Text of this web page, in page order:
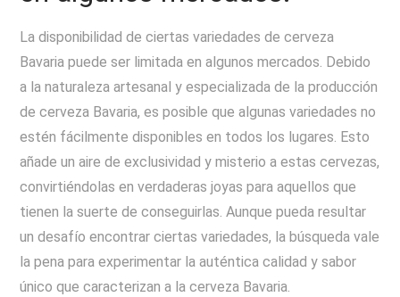
La disponibilidad de ciertas variedades de cerveza
Bavaria puede ser limitada en algunos mercados. Debido
a la naturaleza artesanal y especializada de la producción
de cerveza Bavaria, es posible que algunas variedades no
estén fácilmente disponibles en todos los lugares. Esto
añade un aire de exclusividad y misterio a estas cervezas,
convirtiéndolas en verdaderas joyas para aquellos que
tienen la suerte de conseguirlas. Aunque pueda resultar
un desafío encontrar ciertas variedades, la búsqueda vale
la pena para experimentar la auténtica calidad y sabor
único que caracterizan a la cerveza Bavaria.